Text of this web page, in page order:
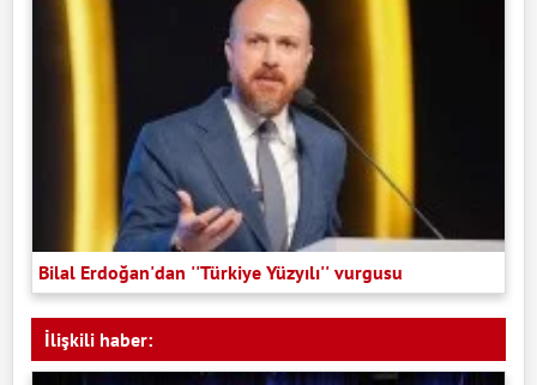
Bilal Erdoğan'dan ''Türkiye Yüzyılı'' vurgusu
İlişkili haber: